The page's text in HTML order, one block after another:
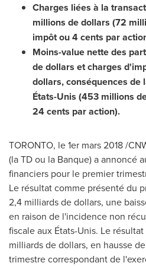
Charges liées à la
millions de dollars (72
impôt ou4 cents par
Moins-value nette des
de dollars et charges
dollars, conséquences de
États-Unis (453 millions
24 cents par action).
TORONTO, le 1er mars 2018 /
(la TD ou la Banque) a annoncé
financiers pour le premier
Le résultat comme présenté du
2,4 milliards de dollars, une
en raison de l'incidence non
fiscale aux États-Unis. Le
milliards de dollars, en hausse
trimestre correspondant de